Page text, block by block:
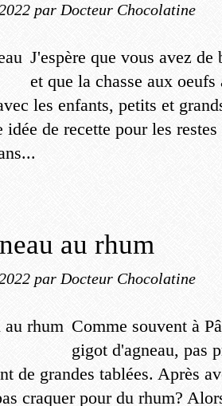
par Docteur Chocolatine
J'espère que vous avez de
et que la chasse aux
les enfants, petits et
idée de recette pour les
au rhum
par Docteur Chocolatine
Comme souvent à
gigot d'agneau, pas
de grandes tablées. Après
craquer pour du rhum?